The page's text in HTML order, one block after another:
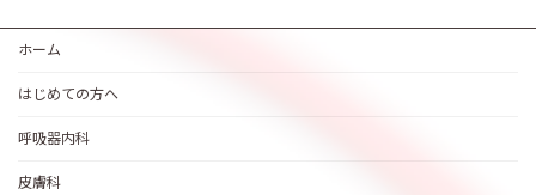
ホーム
はじめての方へ
呼吸器内科
皮膚科